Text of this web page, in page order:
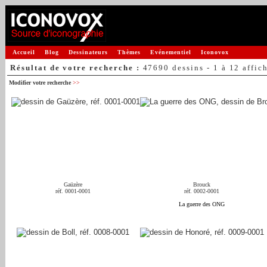
Accueil Blog Dessinateurs Thèmes Evénementiel Iconovox
Résultat de votre recherche : 47690 dessins - 1 à 12
Modifier votre recherche >>
Gaüzère
réf. 0001-0001
Brouck
réf. 0002-0001
La guerre des ONG